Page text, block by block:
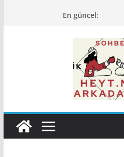
En güncel: